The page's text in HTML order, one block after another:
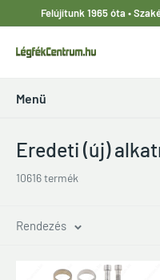
tartalomhoz
Felújítunk 1965 óta •
LegfekCentrum.hu
Menü
Eredeti (új)
10616 termék
Rendezés